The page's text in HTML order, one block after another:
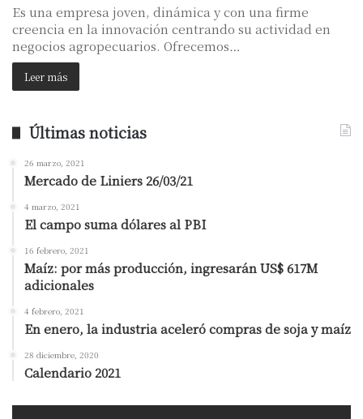
Es una empresa joven, dinámica y con una firme
creencia en la innovación centrando su actividad en
negocios agropecuarios. Ofrecemos…
Leer más
Últimas noticias
26 marzo, 2021
Mercado de Liniers 26/03/21
4 marzo, 2021
El campo suma dólares al PBI
16 febrero, 2021
Maíz: por más producción, ingresarán US$ 617M
adicionales
4 febrero, 2021
En enero, la industria aceleró compras de soja y maíz
28 diciembre, 2020
Calendario 2021